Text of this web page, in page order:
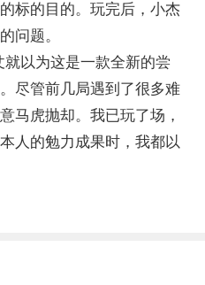
标的目的。玩完后，小杰
问题。
就以为这是一款全新的尝
尽管前几局遇到了很多难
马虎抛却。我已玩了场，
人的勉力成果时，我都以